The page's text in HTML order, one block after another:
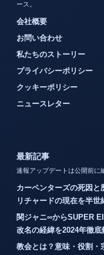
ース。
会社概要
お問い合わせ
私たちのストーリー
プライバシーポリシー
クッキーポリシー
ニュースレター
最新記事
速報アップデートは公開前に
カーペンターズの死因
リチャードの現在を半世
関ジャニ∞からSUPER
改名の経緯を2024年徹底
教会とは？意味・役割・